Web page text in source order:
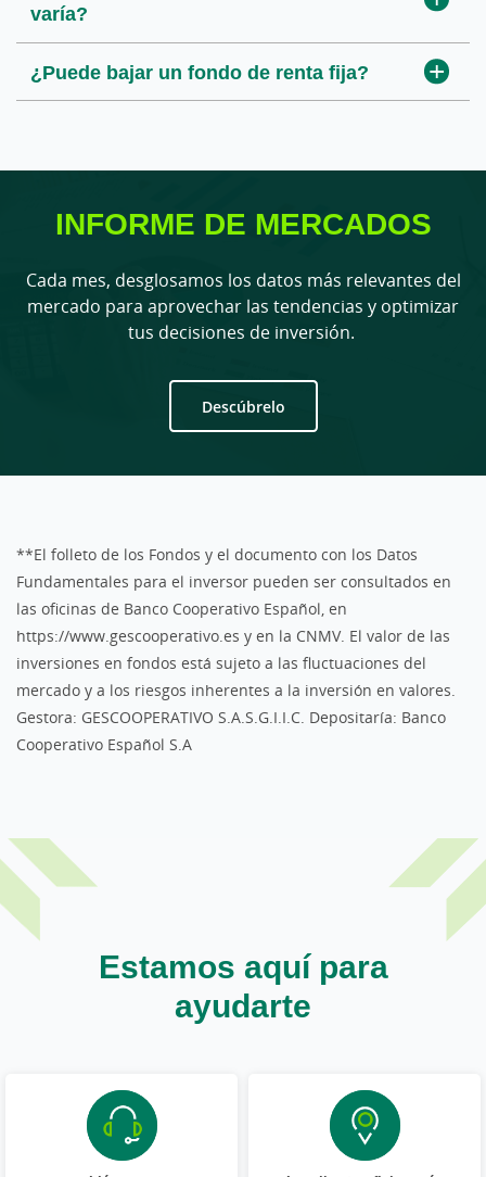
varía?
¿Puede bajar un fondo de renta fija?
INFORME DE MERCADOS
Cada mes, desglosamos los datos más relevantes del
mercado para aprovechar las tendencias y optimizar
tus decisiones de inversión.
Descúbrelo
**El folleto de los Fondos y el documento con los Datos
Fundamentales para el inversor pueden ser consultados en
las oficinas de Banco Cooperativo Español, en
https://www.gescooperativo.es y en la CNMV. El valor de las
inversiones en fondos está sujeto a las fluctuaciones del
mercado y a los riesgos inherentes a la inversión en valores.
Gestora: GESCOOPERATIVO S.A.S.G.I.I.C. Depositaría: Banco
Cooperativo Español S.A
Estamos aquí para
ayudarte